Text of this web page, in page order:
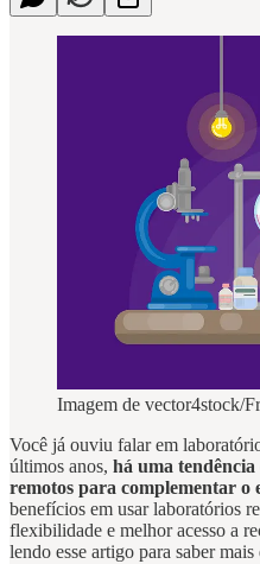
Imagem de vector4stock/
Você já ouviu falar em
últimos anos, há uma
remotos para complementar o
benefícios em usar laboratórios
flexibilidade e melhor acesso a
lendo esse artigo para saber